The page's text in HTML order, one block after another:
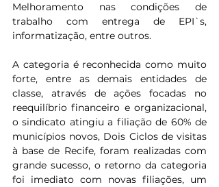
Melhoramento nas condições de
trabalho com entrega de EPI`s,
informatização, entre outros.
A categoria é reconhecida como muito
forte, entre as demais entidades de
classe, através de ações focadas no
reequilíbrio financeiro e organizacional,
o sindicato atingiu a filiação de 60% de
municípios novos, Dois Ciclos de visitas
à base de Recife, foram realizadas com
grande sucesso, o retorno da categoria
foi imediato com novas filiações, um